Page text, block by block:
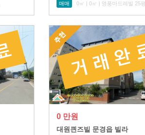
매매 0㎡ | 0㎡ | 영풍마드레빌 25평
0 만원
대원킌즈빌 문경읍 빌라